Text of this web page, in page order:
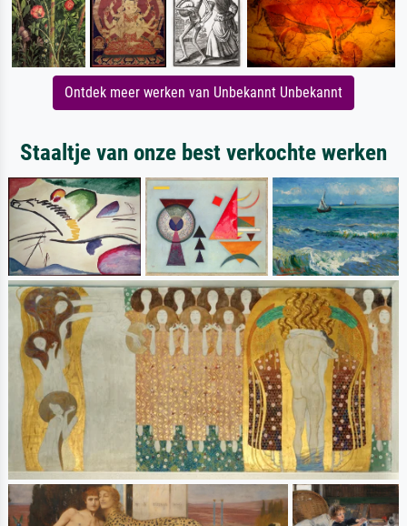
Ontdek meer werken van Unbekannt Unbekannt
Staaltje van onze best verkochte werken